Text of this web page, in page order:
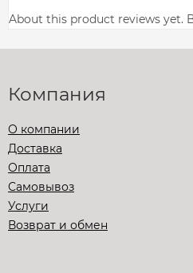
About this product reviews yet.
Компания
О компании
Доставка
Оплата
Самовывоз
Услуги
Возврат и обмен